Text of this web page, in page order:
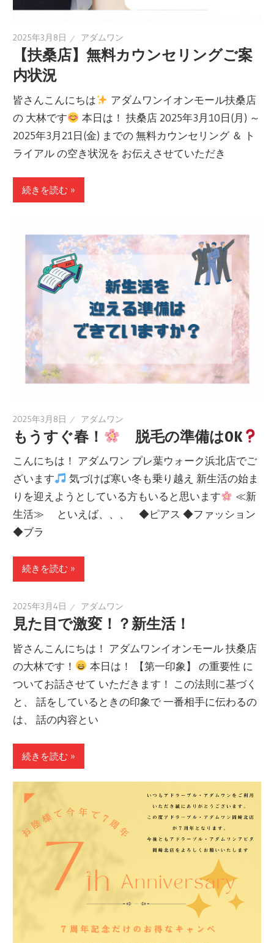
2025年3月8日 アダムワン
【扶桑店】無料カウンセリングご案
内状況
皆さんこんにちは
アダムワンイオンモール扶桑店
の 大林です
本日は！ 扶桑店 2025年3月10日(月) ～
2025年3月21日(金) までの 無料カウンセリング ＆ ト
ライアル の空き状況を お伝えさせていただき
続きを読む »
2025年3月8日 アダムワン
もうすぐ春！ 脱毛の準備はOK
こんにちは！ アダムワン プレ葉ウォーク浜北店でご
ざいます
気づけば寒い冬も乗り越え 新生活の始ま
りを迎えようとしている方もいると思います
≪新
生活≫ といえば、、、 ◆ピアス ◆ファッション
◆ブラ
続きを読む »
2025年3月4日 アダムワン
見た目で激変！？新生活！
皆さんこんにちは！ アダムワンイオンモール 扶桑店
の大林です！
本日は！ 【第一印象】 の重要性 に
ついてお話させて いただきます！ この法則に基づく
と、 話をしているときの印象で 一番相手に伝わるの
は、 話の内容とい
続きを読む »